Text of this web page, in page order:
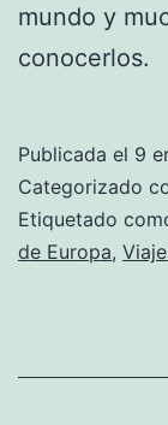
mundo y
conocerlos.
Publicada el 9
Categorizado
Etiquetado
de Europa,